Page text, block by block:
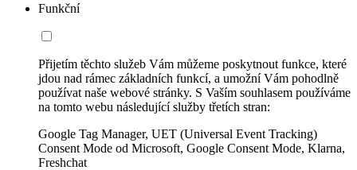
Funkční
Přijetím těchto služeb Vám můžeme poskytnout funkce, které
jdou nad rámec základních funkcí, a umožní Vám pohodlně
používat naše webové stránky. S Vaším souhlasem používáme
na tomto webu následující služby třetích stran:
Google Tag Manager, UET (Universal Event Tracking)
Consent Mode od Microsoft, Google Consent Mode, Klarna,
Freshchat